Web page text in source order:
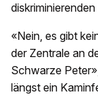
«Nein, es gibt
der Zentrale an
Schwarze
längst ein